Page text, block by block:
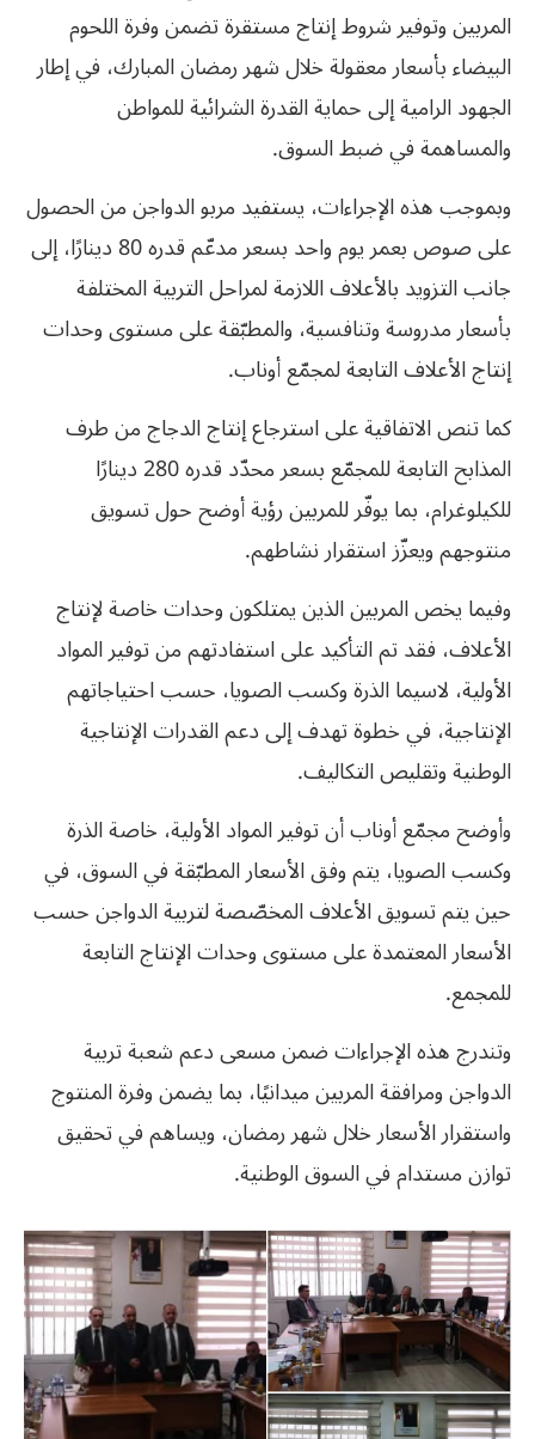
المربين وتوفير شروط إنتاج مستقرة تضمن وفرة اللحوم
البيضاء بأسعار معقولة خلال شهر رمضان المبارك، في إطار
الجهود الرامية إلى حماية القدرة الشرائية للمواطن
والمساهمة في ضبط السوق.
وبموجب هذه الإجراءات، يستفيد مربو الدواجن من الحصول
على صوص بعمر يوم واحد بسعر مدعّم قدره 80 دينارًا، إلى
جانب التزويد بالأعلاف اللازمة لمراحل التربية المختلفة
بأسعار مدروسة وتنافسية، والمطبّقة على مستوى وحدات
إنتاج الأعلاف التابعة لمجمّع أوناب.
كما تنص الاتفاقية على استرجاع إنتاج الدجاج من طرف
المذابح التابعة للمجمّع بسعر محدّد قدره 280 دينارًا
للكيلوغرام، بما يوفّر للمربين رؤية أوضح حول تسويق
منتوجهم ويعزّز استقرار نشاطهم.
وفيما يخص المربين الذين يمتلكون وحدات خاصة لإنتاج
الأعلاف، فقد تم التأكيد على استفادتهم من توفير المواد
الأولية، لاسيما الذرة وكسب الصويا، حسب احتياجاتهم
الإنتاجية، في خطوة تهدف إلى دعم القدرات الإنتاجية
الوطنية وتقليص التكاليف.
وأوضح مجمّع أوناب أن توفير المواد الأولية، خاصة الذرة
وكسب الصويا، يتم وفق الأسعار المطبّقة في السوق، في
حين يتم تسويق الأعلاف المخصّصة لتربية الدواجن حسب
الأسعار المعتمدة على مستوى وحدات الإنتاج التابعة
للمجمع.
وتندرج هذه الإجراءات ضمن مسعى دعم شعبة تربية
الدواجن ومرافقة المربين ميدانيًا، بما يضمن وفرة المنتوج
واستقرار الأسعار خلال شهر رمضان، ويساهم في تحقيق
توازن مستدام في السوق الوطنية.